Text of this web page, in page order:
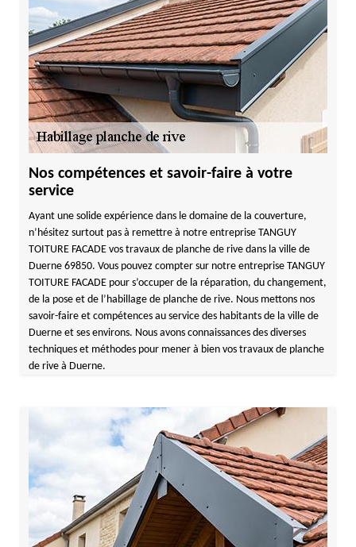
Nos compétences et savoir-faire à votre
service
Ayant une solide expérience dans le domaine de la couverture,
n’hésitez surtout pas à remettre à notre entreprise TANGUY
TOITURE FACADE vos travaux de planche de rive dans la ville de
Duerne 69850. Vous pouvez compter sur notre entreprise TANGUY
TOITURE FACADE pour s’occuper de la réparation, du changement,
de la pose et de l’habillage de planche de rive. Nous mettons nos
savoir-faire et compétences au service des habitants de la ville de
Duerne et ses environs. Nous avons connaissances des diverses
techniques et méthodes pour mener à bien vos travaux de planche
de rive à Duerne.